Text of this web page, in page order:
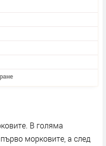
В голяма
морковите, а след